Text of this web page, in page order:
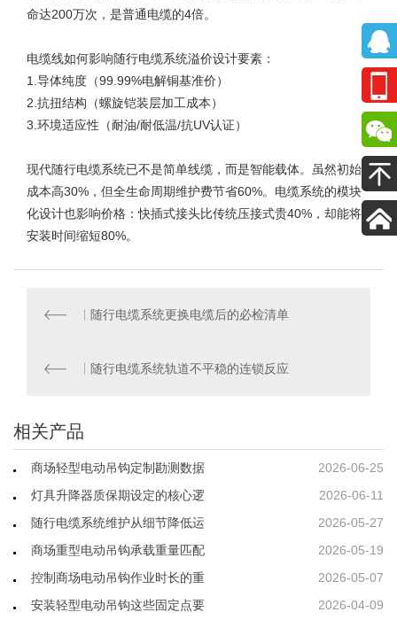
命达200万次，是普通电缆的4倍。
电缆线如何影响随行电缆系统溢价设计要素：
1.导体纯度（99.99%电解铜基准价）
2.抗扭结构（螺旋铠装层加工成本）
3.环境适应性（耐油/耐低温/抗UV认证）
现代随行电缆系统已不是简单线缆，而是智能载体。虽然初始
成本高30%，但全生命周期维护费节省60%。电缆系统的模块
化设计也影响价格：快插式接头比传统压接式贵40%，却能将
安装时间缩短80%。
随行电缆系统更换电缆后的必检清单
随行电缆系统轨道不平稳的连锁反应
相关产品
2026-06-25
商场轻型电动吊钩定制勘测数据
2026-06-11
灯具升降器质保期设定的核心逻
2026-05-27
随行电缆系统维护从细节降低运
2026-05-19
商场重型电动吊钩承载重量匹配
2026-05-07
控制商场电动吊钩作业时长的重
2026-04-09
安装轻型电动吊钩这些固定点要